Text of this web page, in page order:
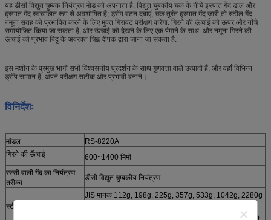
यह डीसी विद्युत चुम्बक नियंत्रण मोड को अपनाता है, विद्युत चुंबकीय चक के नीचे इस्पात गेंद डाल और
इस्पात गेंद स्वचालित रूप से अवशोषित है; ड्रॉप बटन दबाएं, चक तुरंत इस्पात गेंद जारी,तो स्टील गेंद
नमूना सतह को प्रभावित करने के लिए मुक्त गिरावट परीक्षण करेगा. गिरने की ऊंचाई को ऊपर और नीचे
समायोजित किया जा सकता है, और ऊंचाई को देखने के लिए एक पैमाने के साथ. और नमूना गिरने की
ऊंचाई को प्रभाव बिंदु के अवरक्त चिह्न दीपक द्वारा जाना जा सकता है.
इस मशीन के प्रमुख भागों सभी विश्वसनीय प्रदर्शन के साथ गुणवत्ता वाले उत्पादों हैं, और वहाँ विभिन्न
ड्रॉप सामान हैं, अपने परीक्षण सटीक और प्रभावी बनाने।
विनिर्देशः
मॉडल
RS-8220A
गिरने की ऊँचाई
600~1400 मिमी
रस्सी वाली गेंद का नियंत्रण
तरीका
डीसी विद्युत चुम्बकीय नियंत्रण
स्टील की गेंद का वजन
JIS मानक 112g, 198g, 225g, 357g, 533g, 1042g, 2280g
मानक GB/T14485: 454g, 761g, 1053g, 1735g (वैकल्पिक)